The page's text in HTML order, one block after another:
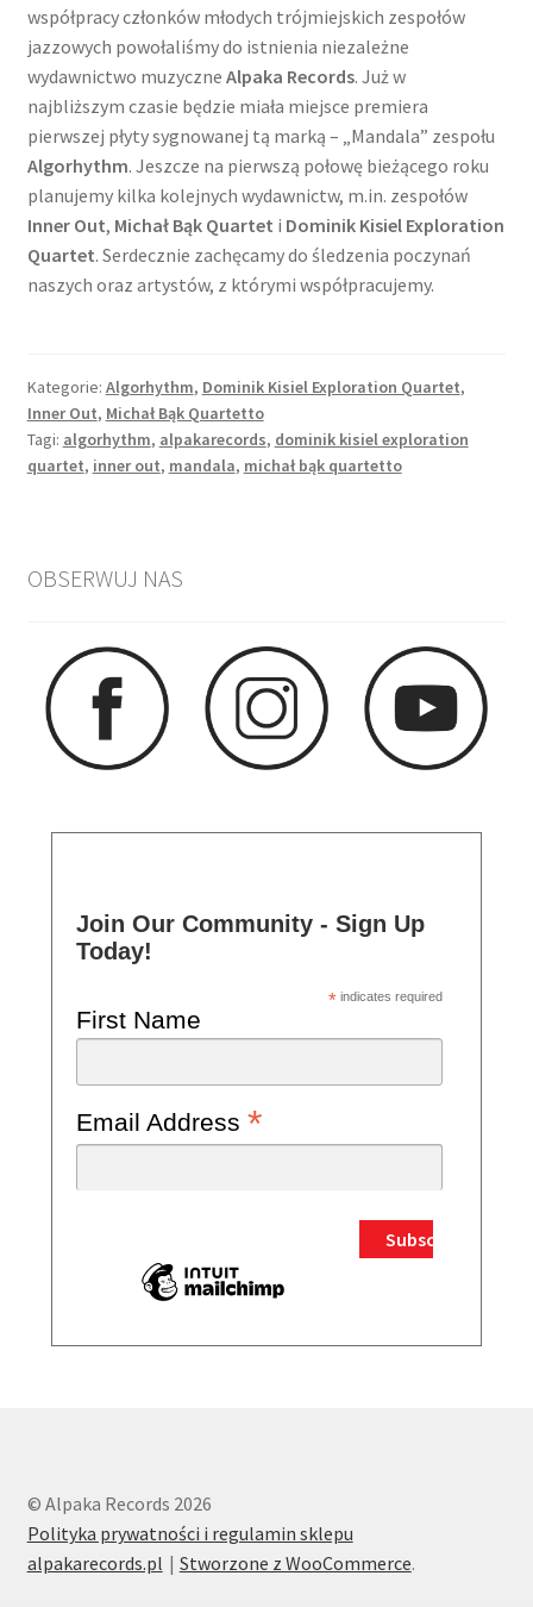
współpracy członków młodych trójmiejskich zespołów
jazzowych powołaliśmy do istnienia niezależne
wydawnictwo muzyczne Alpaka Records. Już w
najbliższym czasie będzie miała miejsce premiera
pierwszej płyty sygnowanej tą marką – „Mandala” zespołu
Algorhythm. Jeszcze na pierwszą połowę bieżącego roku
planujemy kilka kolejnych wydawnictw, m.in. zespołów
Inner Out, Michał Bąk Quartet i Dominik Kisiel Exploration
Quartet. Serdecznie zachęcamy do śledzenia poczynań
naszych oraz artystów, z którymi współpracujemy.
Kategorie: Algorhythm, Dominik Kisiel Exploration Quartet,
Inner Out, Michał Bąk Quartetto
Tagi: algorhythm, alpakarecords, dominik kisiel exploration
quartet, inner out, mandala, michał bąk quartetto
OBSERWUJ NAS
Join Our Community - Sign Up
Today!
*indicates required
First Name
Email Address *
© Alpaka Records 2026
Polityka prywatności i regulamin sklepu
alpakarecords.pl
Stworzone z WooCommerce.